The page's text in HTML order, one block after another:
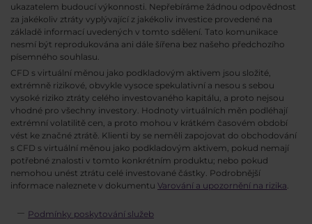
ukazatelem budoucí výkonnosti. Nepřebíráme žádnou odpovědnost
za jakékoliv ztráty vyplývající z jakékoliv investice provedené na
základě informací uvedených v tomto sdělení. Tato komunikace
nesmí být reprodukována ani dále šířena bez našeho předchozího
písemného souhlasu.
CFD s virtuální měnou jako podkladovým aktivem jsou složité,
extrémně rizikové, obvykle vysoce spekulativní a nesou s sebou
vysoké riziko ztráty celého investovaného kapitálu, a proto nejsou
vhodné pro všechny investory. Hodnoty virtuálních měn podléhají
extrémní volatilitě cen, a proto mohou v krátkém časovém období
vést ke značné ztrátě. Klienti by se neměli zapojovat do obchodování
s CFD s virtuální měnou jako podkladovým aktivem, pokud nemají
potřebné znalosti v tomto konkrétním produktu; nebo pokud
nemohou unést ztrátu celé investované částky. Podrobnější
informace naleznete v dokumentu Varování a upozornění na rizika
Podmínky poskytování služeb